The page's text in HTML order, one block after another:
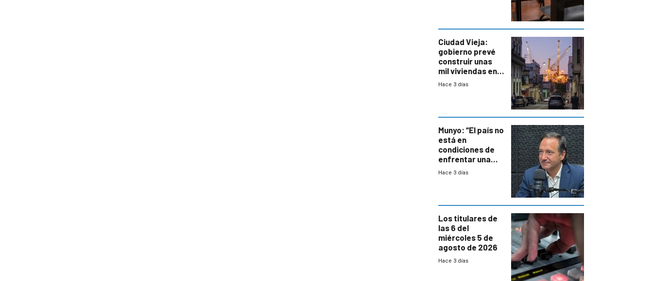
Ciudad Vieja:
gobierno prevé
construir unas
mil viviendas en
un plan de
Hace 3 días
Munyo: “El país no
está en
condiciones de
enfrentar una
reducción de la
Hace 3 días
Los titulares de
las 6 del
miércoles 5 de
agosto de 2026
Hace 3 días